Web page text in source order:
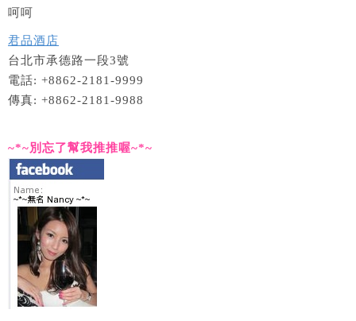
呵呵
君品酒店
台北市承德路一段3號
電話: +8862-2181-9999
傳真: +8862-2181-9988
~*~別忘了幫我推推喔~*~